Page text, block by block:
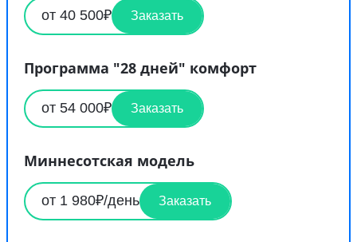
от 40 500₽ Заказать
Программа "28 дней" комфорт
от 54 000₽ Заказать
Миннесотская модель
от 1 980₽/день Заказать